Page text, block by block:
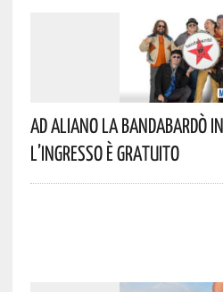
Ad Aliano La Bandabardò
L’ingresso È Gratuito